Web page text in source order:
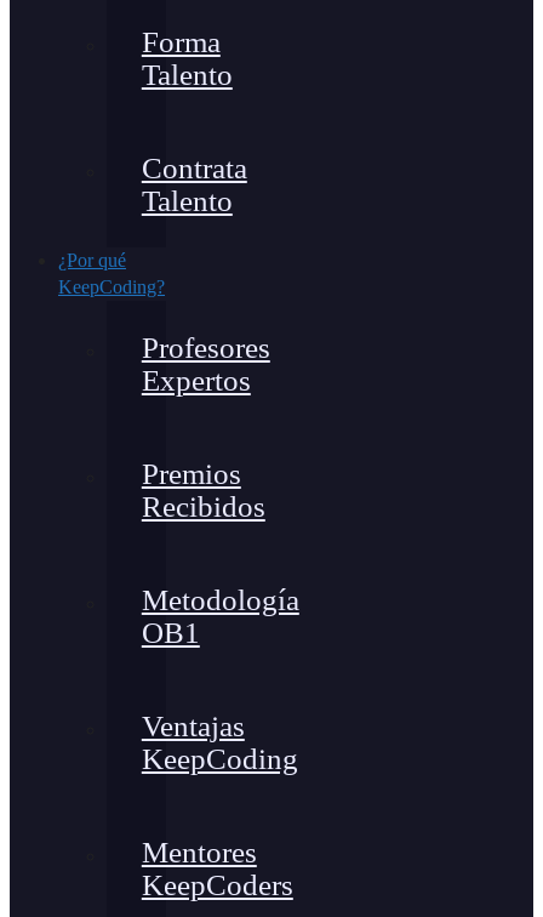
Forma
Talento
Contrata
Talento
¿Por qué
KeepCoding?
Profesores
Expertos
Premios
Recibidos
Metodología
OB1
Ventajas
KeepCoding
Mentores
KeepCoders